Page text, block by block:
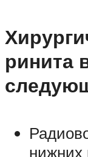
ринита
нижних